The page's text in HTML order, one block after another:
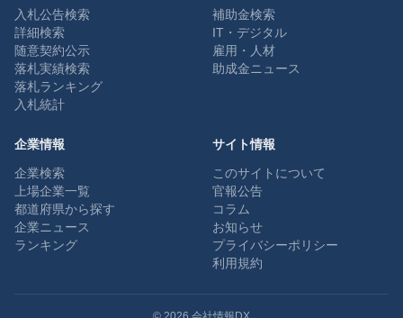
入札公告検索
詳細検索
随意契約公示
落札実績検索
落札ランキング
入札統計
補助金検索
IT・デジタル
雇用・人材
助成金ニュース
企業情報
企業検索
上場企業一覧
都道府県から探す
企業ニュース
ランキング
サイト情報
このサイトについて
官報公告
コラム
お知らせ
プライバシーポリシー
利用規約